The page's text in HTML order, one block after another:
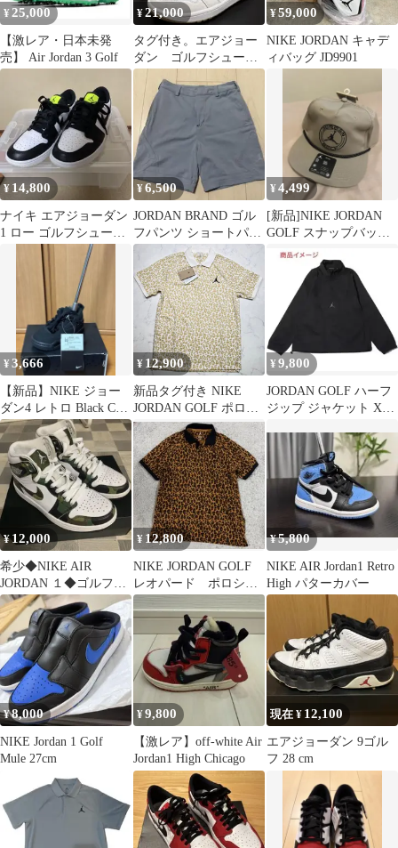
¥ 25,000
【激レア・日本未発
売】 Air Jordan 3 Golf
¥21,000
タグ付き。エアジョー
ダン ゴルフシュー
ズ 24cm
¥59,000
NIKE JORDAN キャデ
ィバッグ JD9901
¥ 14,800
ナイキ エアジョーダン
1 ロー ゴルフシューズ
Air Jordan1 Low
¥6,500
JORDAN BRAND ゴル
フパンツ ショートパン
ツMサイズ
¥4,499
[新品]NIKE JORDAN
GOLF スナップバック
キャップ CAP ゴルフ
¥3,666
【新品】NIKE ジョー
ダン4 レトロ Black Cat
パターカバー
¥ 12,900
新品タグ付き NIKE
JORDAN GOLF ポロシ
ャツ メンズ L レオパー
ド 総柄 Dri-FIT ジョー
ダンゴルフ
¥ 9,800
JORDAN GOLF ハーフ
ジップ ジャケット XL
¥12,000
希少◆NIKE AIR
JORDAN １◆ゴルフシ
ューズ レディース
¥ 12,800
NIKE JORDAN GOLF
レオパード ポロシャ
ツ L 豹柄
¥5,800
NIKE AIR Jordan1 Retro
High パターカバー
¥8,000
NIKE Jordan 1 Golf
Mule 27cm
¥9,800
【激レア】off-white Air
Jordan1 High Chicago
現在 ¥ 12,100
エアジョーダン 9ゴル
フ 28 cm